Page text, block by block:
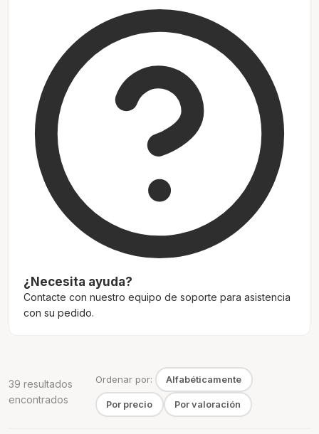
¿Necesita ayuda?
Contacte con nuestro equipo de soporte para asistencia
con su pedido.
39 resultados
encontrados
Ordenar por: Alfabéticamente
Por precio Por valoración